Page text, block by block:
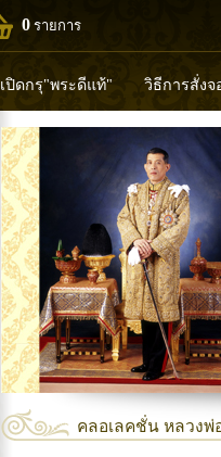
0 รายการ
เปิดกรุ"พระดีแท้" วิธีการสั่งจ
หลวงพ่อทวด หลวงปู่ทิม
พระพุทธวิริยากร
คลอเลคชั่น หลวง